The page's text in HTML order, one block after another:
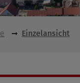
Einzelansicht